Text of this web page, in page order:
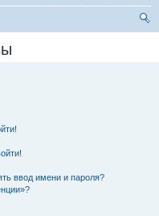
ввод имени и пароля?